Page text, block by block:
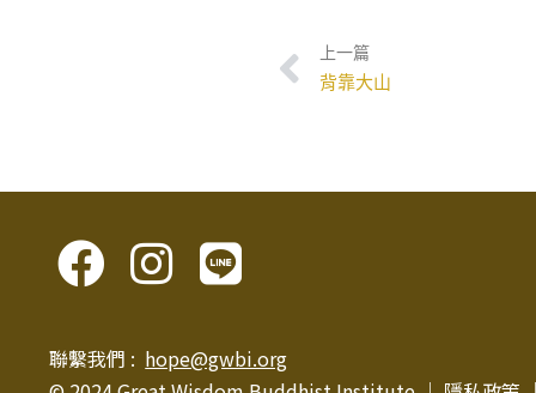
上一篇
背靠大山
聯繫我們 : hope@gwbi.org